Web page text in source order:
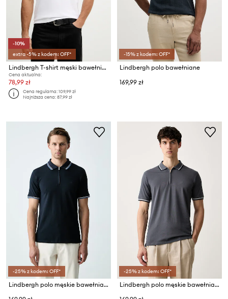
-10%
extra -5% z kodem: OFF*
Lindbergh T-shirt męski bawełniany
Cena aktualna:
78,99 zł
Cena regularna:109,99 zł
Najniższa cena:87,99 zł
-15% z kodem: OFF*
Lindbergh polo bawełniane
169,99 zł
-25% z kodem: OFF*
Lindbergh polo męskie bawełniane
-25% z kodem: OFF*
Lindbergh polo męskie bawełniane